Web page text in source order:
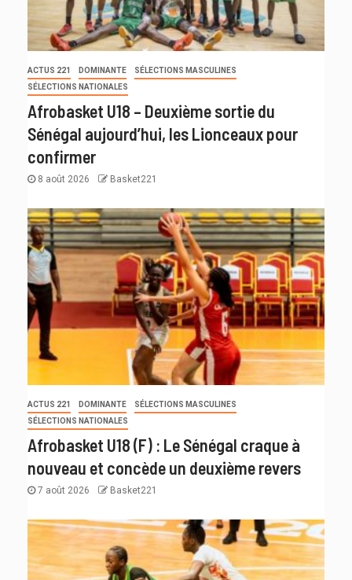
ACTUS 221 DOMINANTE
SÉLECTIONS MASCULINES
SÉLECTIONS NATIONALES
Afrobasket U18 – Deuxième sortie du
Sénégal aujourd’hui, les Lionceaux pour
confirmer
8 août 2026 Basket221
ACTUS 221 DOMINANTE
SÉLECTIONS MASCULINES
SÉLECTIONS NATIONALES
Afrobasket U18 (F) : Le Sénégal craque à
nouveau et concède un deuxième revers
7 août 2026 Basket221